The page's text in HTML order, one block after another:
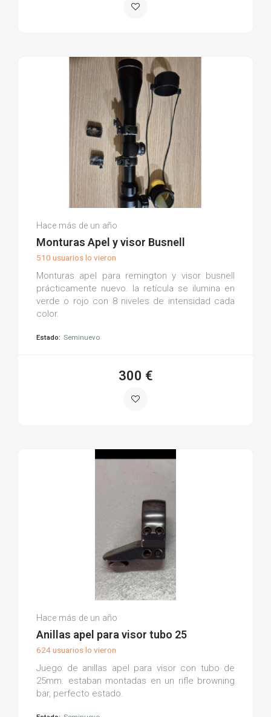
Jonatan R.
(0)
Hace más de un año
Monturas Apel y visor Busnell
510 usuarios lo vieron
Monturas apel para remington y visor busnell
prácticamente nuevo. la retícula se ilumina en
verde o rojo con 8 niveles de intensidad cada
color.
Estado: Seminuevo
300 €
Jesus C.
Hace más de un año
Anillas apel para visor tubo 25
624 usuarios lo vieron
Juego de anillas apel para visor con tubo de
25mm. estaban montadas en un rifle browning
bar, perfecto estado.